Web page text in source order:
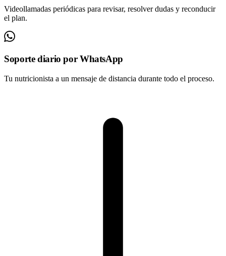
Videollamadas periódicas para revisar, resolver dudas y reconducir
el plan.
Soporte diario por WhatsApp
Tu nutricionista a un mensaje de distancia durante todo el proceso.